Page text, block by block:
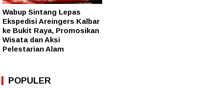
Wabup Sintang Lepas
Ekspedisi Areingers Kalbar
ke Bukit Raya, Promosikan
Wisata dan Aksi
Pelestarian Alam
POPULER